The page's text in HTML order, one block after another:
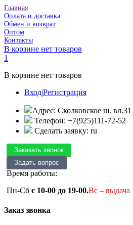
Главная
Оплата и доставка
Обмен и возврат
Оптом
Контакты
В корзине нет товаров
1
В корзине нет товаров
Вход|Регистрация
Адрес: Сколковское ш. вл.31
Телефон: +7(925)111-72-52
Сделать заявку: ru
Время работы:
Пн-Сб с 10-00 до 19-00.Вс – выдача
Заказ звонка